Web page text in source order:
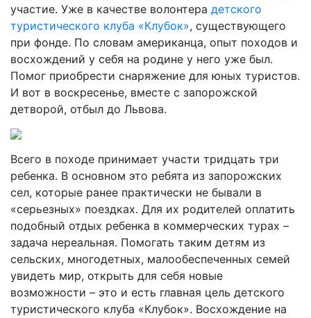
участие. Уже в качестве волонтера детского
туристического клуба «Клубок», существующего
при фонде. По словам американца, опыт походов и
восхождений у себя на родине у него уже был.
Помог приобрести снаряжение для юных туристов.
И вот в воскресенье, вместе с запорожской
детворой, отбыл до Львова.
Всего в походе принимает участи тридцать три
ребенка. В основном это ребята из запорожских
сел, которые ранее практически не бывали в
«серьезных» поездках. Для их родителей оплатить
подобный отдых ребенка в коммерческих турах –
задача нереальная. Помогать таким детям из
сельских, многодетных, малообеспеченных семей
увидеть мир, открыть для себя новые
возможности – это и есть главная цель детского
туристического клуба «Клубок». Восхождение на